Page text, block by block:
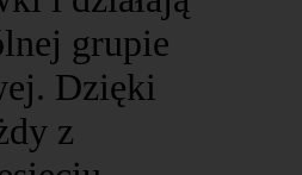
grupie
Dzięki
z